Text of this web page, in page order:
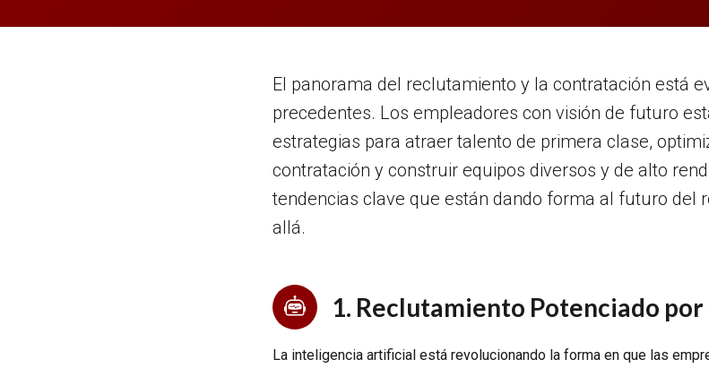
El panorama del reclutamiento y la contratación está
precedentes. Los empleadores con visión de futuro
estrategias para atraer talento de primera clase,
contratación y construir equipos diversos y de alto
tendencias clave que están dando forma al futuro del
allá.
1. Reclutamiento Potenciado por
La inteligencia artificial está revolucionando la forma en que las